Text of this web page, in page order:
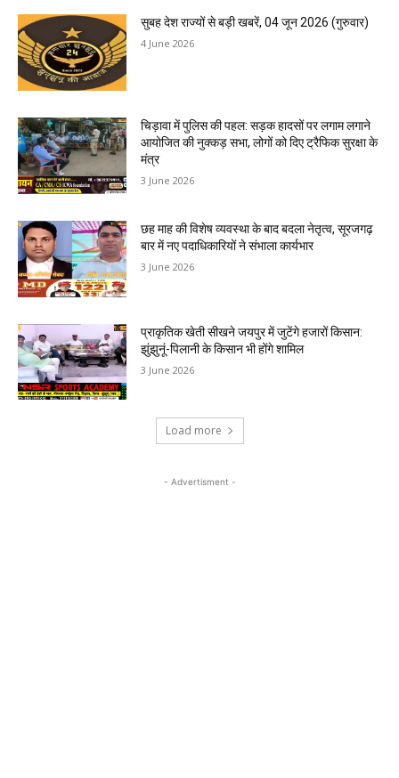
सुबह देश राज्यों से बड़ी खबरें, 04 जून 2026 (गुरुवार)
4 June 2026
चिड़ावा में पुलिस की पहल: सड़क हादसों पर लगाम लगाने
आयोजित की नुक्कड़ सभा, लोगों को दिए ट्रैफिक सुरक्षा के
मंत्र
3 June 2026
छह माह की विशेष व्यवस्था के बाद बदला नेतृत्व, सूरजगढ़
बार में नए पदाधिकारियों ने संभाला कार्यभार
3 June 2026
प्राकृतिक खेती सीखने जयपुर में जुटेंगे हजारों किसान:
झुंझुनूं-पिलानी के किसान भी होंगे शामिल
3 June 2026
Load more
- Advertisment -